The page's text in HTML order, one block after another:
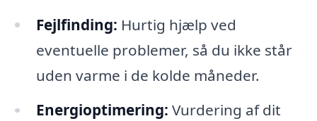
Fejlfinding: Hurtig hjælp ved
eventuelle problemer, så du ikke står
uden varme i de kolde måneder.
Energioptimering: Vurdering af dit